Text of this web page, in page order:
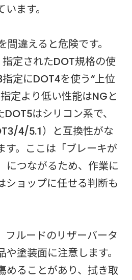
ます。
違えると危険です。
定されたDOT規格の使
定にDOT4を使う“上位
定より低い性能はNGと
はシリコン系で、
4/5.1）と互換性がな
す。ここは「ブレーキが
につながるため、作業に
ショップに任せる判断も
フルードのリザーバータ
塗装面に注意します。
めることがあり、拭き取